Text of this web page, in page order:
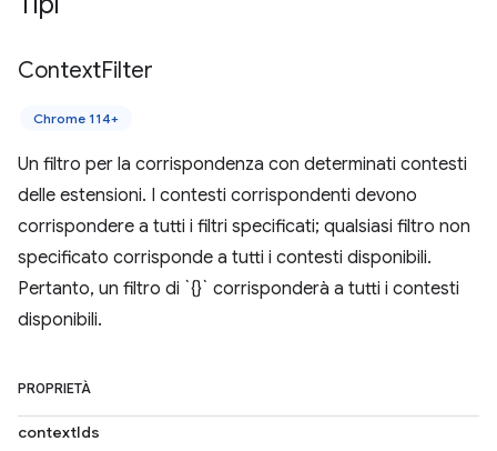
ContextFilter
Chrome 114+
Un filtro per la corrispondenza con determinati contesti
delle estensioni. I contesti corrispondenti devono
corrispondere a tutti i filtri specificati; qualsiasi filtro non
specificato corrisponde a tutti i contesti disponibili.
Pertanto, un filtro di `{}` corrisponderà a tutti i contesti
disponibili.
PROPRIETÀ
contextIds